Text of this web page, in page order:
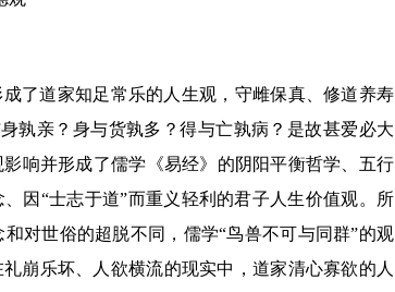
了道家知足常乐的人生观，守雌保真、修道养寿
孰亲？身与货孰多？得与亡孰病？是故甚爱必大
影响并形成了儒学《易经》的阴阳平衡哲学、五行
因 “士志于道”而重义轻利的君子人生价值观。所
对世俗的超脱不同，儒学“鸟兽不可与同群”的观
崩乐坏、人欲横流的现实中，道家清心寡欲的人